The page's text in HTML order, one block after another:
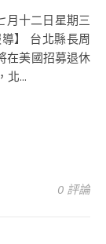
】 台北縣長周
在美國招募退休
北...
0 評論